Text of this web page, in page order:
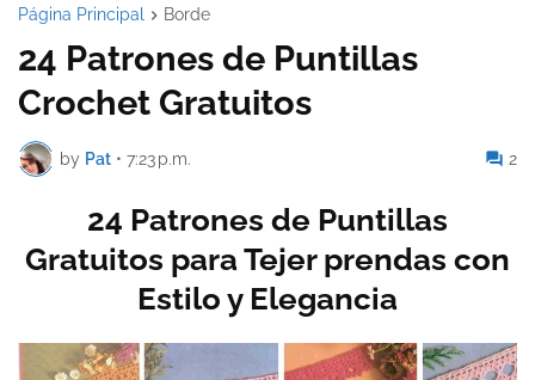
Página Principal Borde
24 Patrones de Puntillas
Crochet Gratuitos
by Pat • 7:23 p.m. 2
24 Patrones de Puntillas
Gratuitos para Tejer prendas con
Estilo y Elegancia